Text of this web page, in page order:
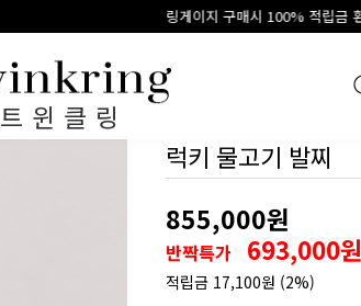
링게이지 구매시 100% 적립금 환급
트윈클링
럭키 물고기 발찌
855,000원
반짝특가 693,000원
적립금 17,100원 (2%)